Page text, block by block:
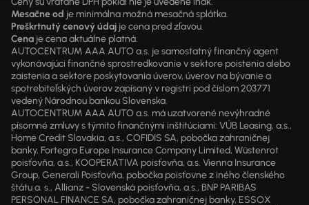
Mesačne od je minimálna možná mesačná splátka.
Preškrtnutý cenový údaj je cena pred zľavou.
Cena je cena aktuálne platná.
AUTOCENTRUM AAA AUTO a.s. je samostatný finančný agent
vykonávajúci finančné sprostredkovanie v sektore poistenia alebo
zaistenia a sektore poskytovania úverov, úverov na bývanie a
spotrebiteľských úverov zapísaný v registri pod číslom 203771
vedený Národnou bankou Slovenska.
AUTOCENTRUM AAA AUTO a.s. má uzatvorené nevýhradné
písomné zmluvy s týmito finančnými inštitúciami: VÚB Leasing, a.s.,
Home Credit Slovakia, a.s., COFIDIS SA, pobočka zahraničnej
banky, Fortegra Europe Insurance Company Limited, Wüstenrot
poisťovňa, a.s., KOOPERATIVA poisťovňa, a.s. Vienna Insurance
Group, Generali Poisťovňa, pobočka poisťovne z iného členského
štátu a. s., Allianz - Slovenská poisťovňa, a.s., BNP PARIBAS
PERSONAL FINANCE SA, pobočka zahraničnej banky, ESSOX